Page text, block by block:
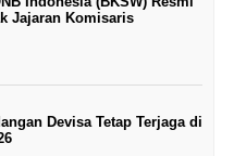
Jajaran Komisaris
Devisa Tetap Terjaga di